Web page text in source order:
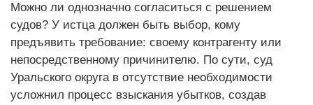
Можно ли однозначно согласиться с решением
судов? У истца должен быть выбор, кому
предъявить требование: своему контрагенту или
непосредственному причинителю. По сути, суд
Уральского округа в отсутствие необходимости
усложнил процесс взыскания убытков, создав